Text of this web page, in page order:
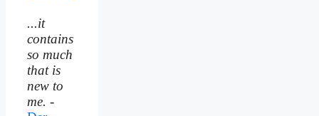
...it
contains
so much
that is
new to
me. -